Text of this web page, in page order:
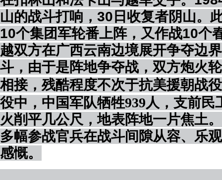
山的战斗打响，30日收复者阴山。
10个集团军轮番上阵，又作战10个
越双方在广西云南边境展开争夺边
斗， 由于是阵地争夺战，双方炮火
相接，残酷程度不次于抗美援朝战
役中，中国军队牺牲939人，支前民
火削平几公尺，地表阵地一片焦土
多幅参战官兵在战斗间隙从容、乐
感慨。